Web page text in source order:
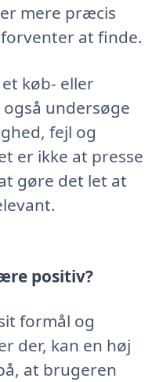
mere præcis
at finde.
køb- eller
undersøge
fejl og
er ikke at presse
gøre det let at
positiv?
formål og
der, kan en høj
at brugeren